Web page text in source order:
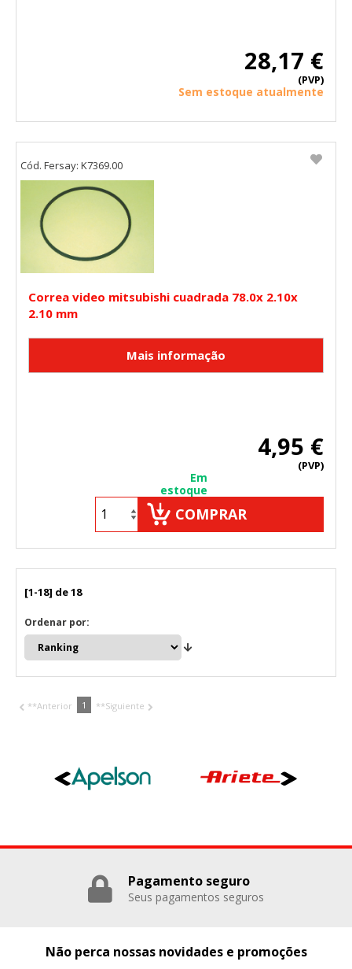
28,17 €
(PVP)
Sem estoque atualmente
Correa video mitsubishi cuadrada 78.0x 2.10x
2.10 mm
4,95 €
(PVP)
Em
estoque
COMPRAR
Cód. Fersay: K7369.00
[1-18] de 18
Ordenar por:
**Anterior 1 **Siguiente
Pagamento seguro
Seus pagamentos seguros
Não perca nossas novidades e promoções